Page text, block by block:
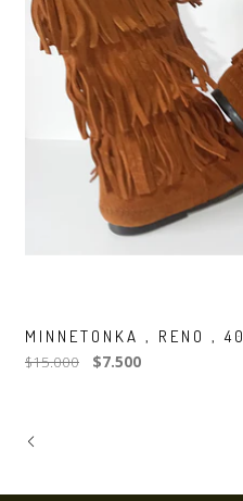
MINNETONKA , RENO , 40
$15.000 $7.500